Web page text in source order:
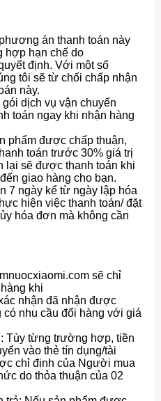
án thanh toán này
hợp hạn chế do
định. Với một số
tôi sẽ từ chối chấp nhận
này.
dịch vụ vận chuyển
toán ngay khi nhận hàng
phẩm được chấp thuận,
toán trước 30% giá trị
lại sẽ được thanh toán khi
giao hàng cho bạn.
7 ngày kể từ ngày lập hóa
hiện việc thanh toán/ đặt
hóa đơn mà không cần
sẽ chỉ
khi
nhận đã nhận được
có nhu cầu đổi hàng với giá
Tùy từng trường hợp, tiền
vào thẻ tín dụng/tài
chỉ định của Người mua
do thỏa thuận của 02